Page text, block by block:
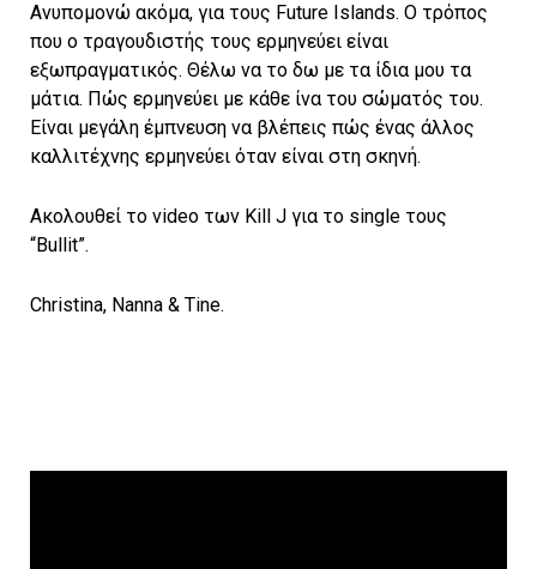
Ανυπομονώ ακόμα, για τους Future Islands. Ο τρόπος
που ο τραγουδιστής τους ερμηνεύει είναι
εξωπραγματικός. Θέλω να το δω με τα ίδια μου τα
μάτια. Πώς ερμηνεύει με κάθε ίνα του σώματός του.
Είναι μεγάλη έμπνευση να βλέπεις πώς ένας άλλος
καλλιτέχνης ερμηνεύει όταν είναι στη σκηνή.
Ακολουθεί το video των Kill J για το single τους
“Bullit”.
Christina, Nanna & Tine.